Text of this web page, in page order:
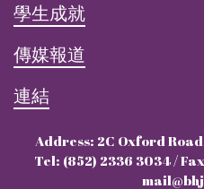
學生成就
傳媒報道
連結
Address: 2C Oxford
Tel: (852) 2336 3034 /